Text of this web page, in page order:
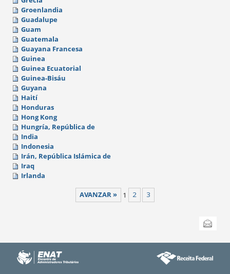
Groenlandia
Guadalupe
Guam
Guatemala
Guayana Francesa
Guinea
Guinea Ecuatorial
Guinea-Bisáu
Guyana
Haití
Honduras
Hong Kong
Hungría, República de
India
Indonesia
Irán, República Islámica de
Iraq
Irlanda
AVANZAR » 1 2
3